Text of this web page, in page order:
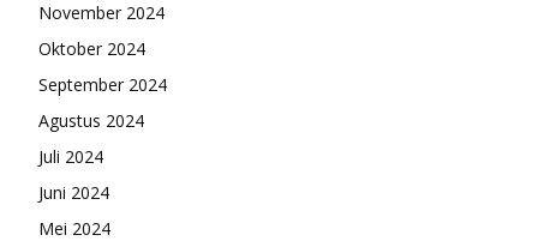
November 2024
Oktober 2024
September 2024
Agustus 2024
Juli 2024
Juni 2024
Mei 2024